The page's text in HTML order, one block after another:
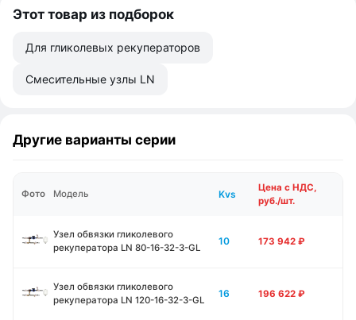
Этот товар из подборок
Для гликолевых рекуператоров
Смесительные узлы LN
Другие варианты серии
Фото Модель Kvs
Цена с НДС,
руб./шт.
Узел обвязки гликолевого
рекуператора LN 80-16-32-3-GL
10 173 942 ₽
Узел обвязки гликолевого
рекуператора LN 120-16-32-3-GL
16 196 622 ₽